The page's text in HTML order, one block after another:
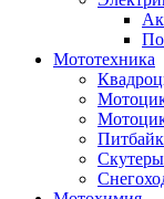
Мототехника
Скутеры